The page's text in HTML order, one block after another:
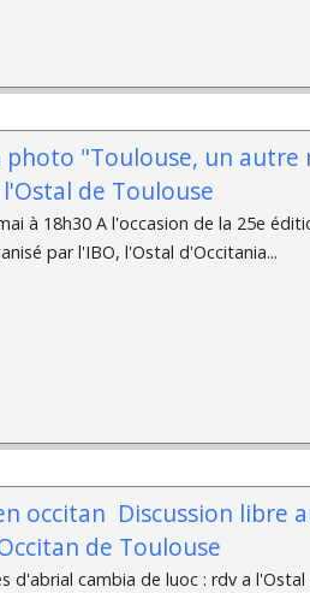
photo "Toulouse, un autre
de Toulouse
à 18h30 A l'occasion de la 25e
par l'IBO, l'Ostal d'Occitania...
occitan ­ Discussion libre
de Toulouse
d'abrial cambia de luoc : rdv a